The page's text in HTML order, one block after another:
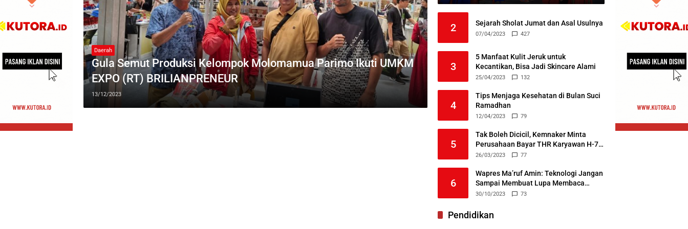
Daerah
Gula Semut Produksi Kelompok Molomamua Parimo Ikuti UMKM
EXPO (RT) BRILIANPRENEUR
13/12/2023
2 Sejarah Sholat Jumat dan Asal Usulnya
07/04/2023 427
3
5 Manfaat Kulit Jeruk untuk
Kecantikan, Bisa Jadi Skincare Alami
25/04/2023 132
4
Tips Menjaga Kesehatan di Bulan Suci
Ramadhan
12/04/2023 79
5
Tak Boleh Dicicil, Kemnaker Minta
Perusahaan Bayar THR Karyawan H-7
Lebaran
26/03/2023 77
6
Wapres Ma’ruf Amin: Teknologi Jangan
Sampai Membuat Lupa Membaca
Alquran
30/10/2023 73
Pendidikan